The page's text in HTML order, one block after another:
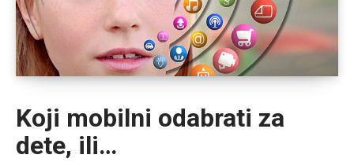
Koji mobilni odabrati za
dete, ili…